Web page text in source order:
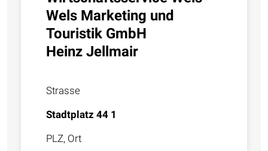
Wels Marketing und
Touristik GmbH
Heinz Jellmair
Strasse
Stadtplatz 44 1
PLZ, Ort